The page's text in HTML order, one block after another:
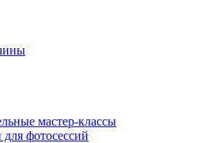
мастер-классы
фотосессий